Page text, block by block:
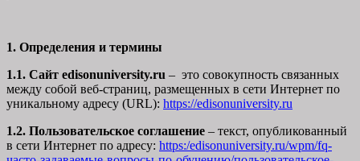
1. Определения и термины
1.1. Сайт edisonuniversity.ru – это совокупность связанных
между собой веб-страниц, размещенных в сети Интернет по
уникальному адресу (URL): https://edisonuniversity.ru
1.2. Пользовательское соглашение – текст, опубликованный
в сети Интернет по адресу: https:/edisonuniversity.ru/wpm/fq-